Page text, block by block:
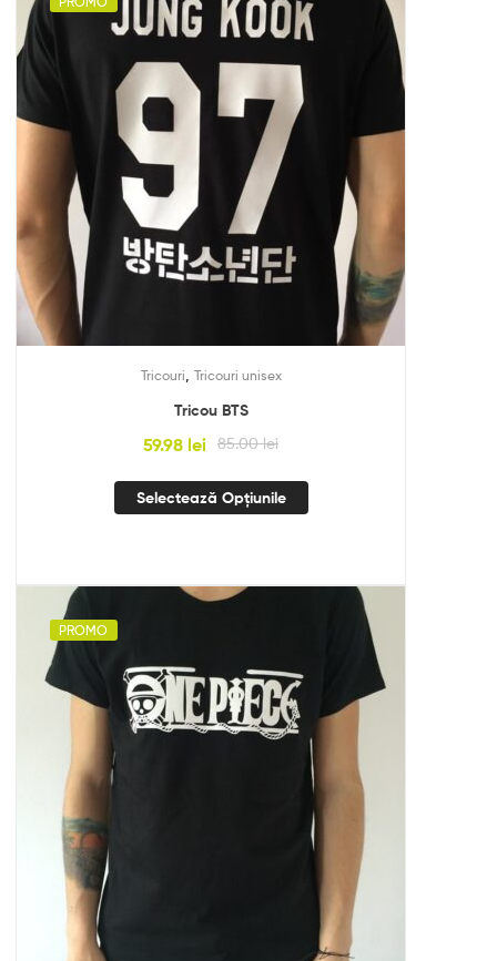
Tricouri Tricouri unisex
Tricou BTS
85.00lei
59.98 lei
Selectează Opțiunile
PROMO